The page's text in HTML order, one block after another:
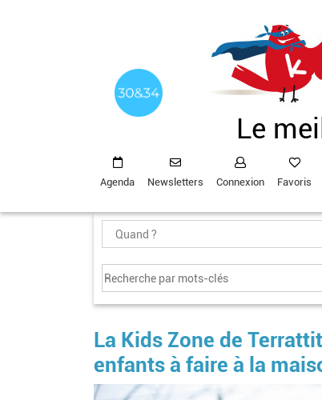
Le
Agenda Newsletters Connexion Favoris
La Kids Zone de
enfants à faire à la
Image